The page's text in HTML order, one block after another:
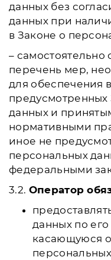
данных без
данных при
в Законе о
– самостоятельно
перечень мер,
для обеспечения
данных и
нормативными
иное не
персональных
федеральными
3.2. Оператор
данных по
касающуюся